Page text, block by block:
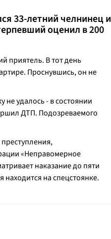
33-летний челнинец и
оценил в 200
приятель. В тот день
Проснувшись, он не
удалось - в состоянии
ДТП. Подозреваемого
«Неправомерное
наказание до пяти
на спецстоянке.